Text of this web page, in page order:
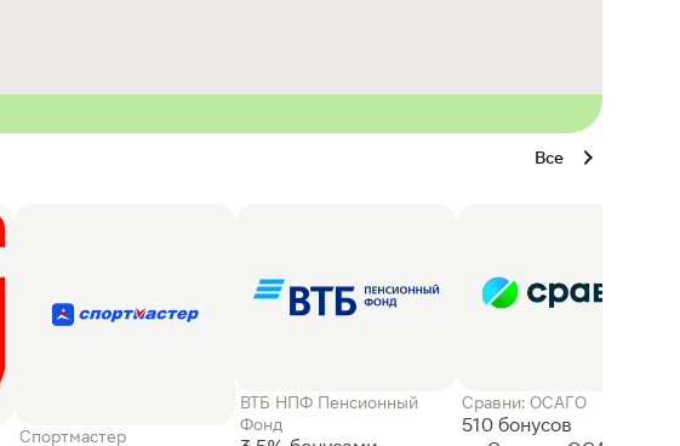
Все
Спортмастер
ВТБ НПФ Пенсионный
Фонд
Сравни: ОСАГО
510 бонусов